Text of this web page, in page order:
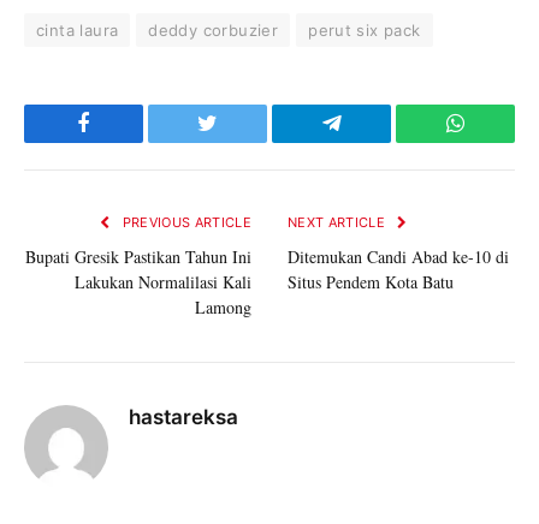
cinta laura deddy corbuzier perut six pack
Facebook Twitter Telegram
PREVIOUS ARTICLE
Bupati Gresik Pastikan Tahun Ini
Lakukan Normalilasi Kali
Lamong
NEXT ARTICLE
Ditemukan Candi Abad ke-10 di
Situs Pendem Kota Batu
hastareksa